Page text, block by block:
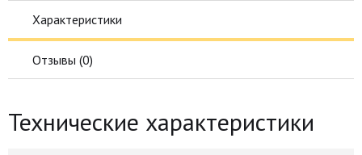
Характеристики
Отзывы (0)
Технические характеристики